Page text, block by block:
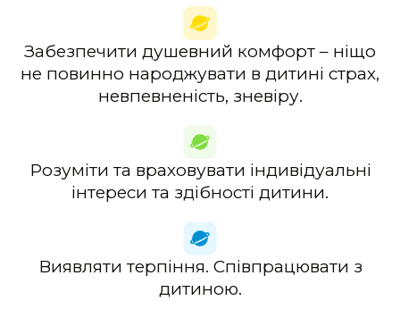
Забезпечити душевний комфорт – ніщо
не повинно народжувати в дитині страх,
невпевненість, зневіру.
Розуміти та враховувати індивідуальні
інтереси та здібності дитини.
Виявляти терпіння. Співпрацювати з
дитиною.